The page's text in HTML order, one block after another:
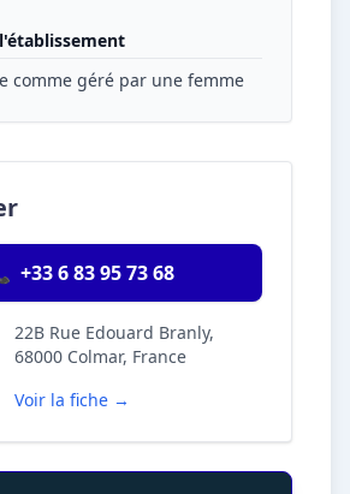
comme géré par une femme
+33 6 83 95 73 68
22B Rue Edouard Branly,
68000 Colmar, France
Voir la fiche →